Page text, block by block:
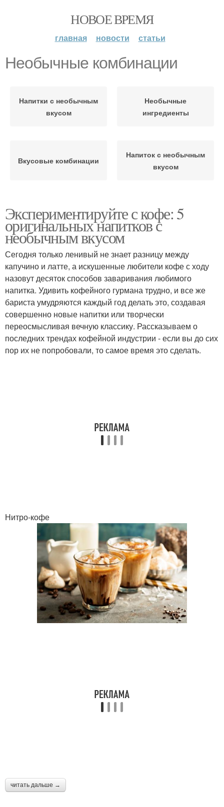
НОВОЕ ВРЕМЯ
главная новости статьи
Необычные комбинации
Напитки с необычным
вкусом
Необычные
ингредиенты
Вкусовые комбинации
Напиток с необычным
вкусом
Экспериментируйте с кофе: 5
оригинальных напитков с
необычным вкусом
Сегодня только ленивый не знает разницу между
капучино и латте, а искушенные любители кофе с ходу
назовут десяток способов заваривания любимого
напитка. Удивить кофейного гурмана трудно, и все же
бариста умудряются каждый год делать это, создавая
совершенно новые напитки или творчески
переосмысливая вечную классику. Рассказываем о
последних трендах кофейной индустрии - если вы до сих
пор их не попробовали, то самое время это сделать.
Нитро-кофе
читать дальше →